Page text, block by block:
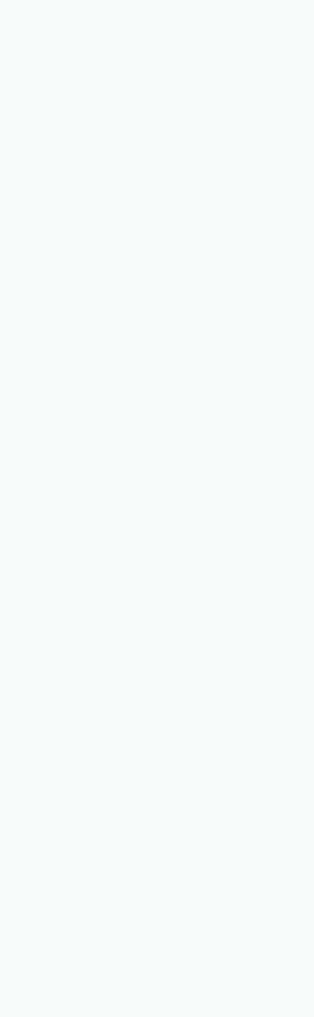
وتخصيص الخلاصات بأفضل الاختيارات
بأسعار منافسة وعروض لا تقبل
علي اكسبريس فلاش لأنه في
مع كوبونات خصم علي اكسبريس.
يوم الاثنين على الإنترنت ويوم
الجديدة مثلاً. تحققوا كل شهر
خصومات ممتازة. هذي الصفحتين
خصم علي اكسبريس لزيادة قيمة
علي اكسبريس على فساتين البرد
من الأجهزة المحمولة وملحقات
بأسعار مخفضة على السلع الرياضية
استغلوا أوقاتكم وفروا
في نشرة البريد الإلكتروني
اللي يقول “كن أول من يعرف!”. أدخلوا
لرؤية الجدول والأوقات.
المنتجات. ستجد تعليق مكتوب
تحتوي على القسائم المتاحة.
ضمن رابط “طلباتي” والنقر على “كل
نزاع” لتحصلوا على تدخل علي اكسبريس.
في هذا الوقت، يمكن لك أن تجد